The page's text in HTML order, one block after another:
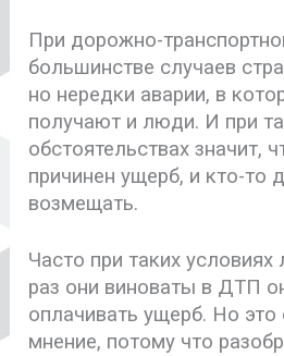
При дорожно-
большинстве случаев
но нередки аварии, в
получают и люди. И при
обстоятельствах значит,
причинен ущерб, и кто-то
возмещать.
Часто при таких
раз они виноваты в ДТП
оплачивать ущерб. Но
мнение, потому что